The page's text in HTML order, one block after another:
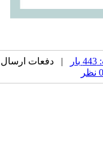
| دفعات ارسال